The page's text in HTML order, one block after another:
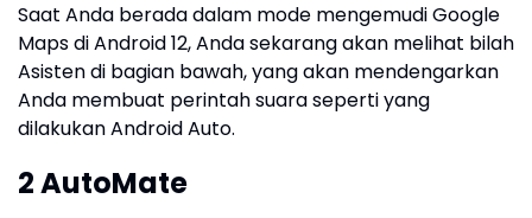
Saat Anda berada dalam mode mengemudi Google
Maps di Android 12, Anda sekarang akan melihat bilah
Asisten di bagian bawah, yang akan mendengarkan
Anda membuat perintah suara seperti yang
dilakukan Android Auto.
2 AutoMate